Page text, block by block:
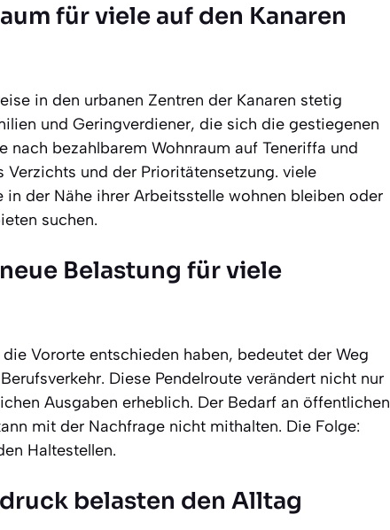
für viele auf den Kanaren
in den urbanen Zentren der Kanaren stetig
und Geringverdiener, die sich die gestiegenen
nach bezahlbarem Wohnraum auf Teneriffa und
und der Prioritätensetzung. viele
der Nähe ihrer Arbeitsstelle wohnen bleiben oder
suchen.
Belastung für viele
Vororte entschieden haben, bedeutet der Weg
Diese Pendelroute verändert nicht nur
Ausgaben erheblich. Der Bedarf an öffentlichen
mit der Nachfrage nicht mithalten. Die Folge:
Haltestellen.
belasten den Alltag